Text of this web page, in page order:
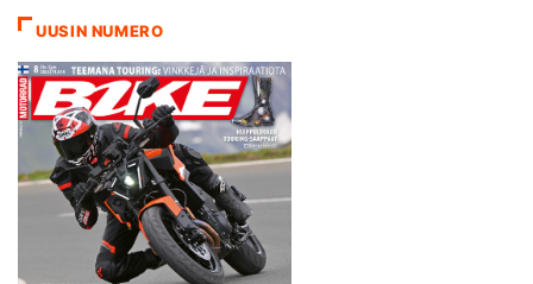
UUSIN NUMERO